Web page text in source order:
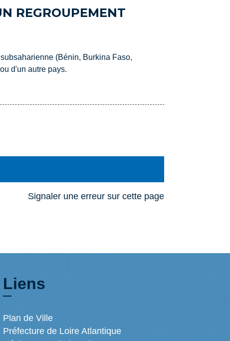
REGROUPEMENT
(Bénin, Burkina Faso,
d'un autre pays.
Signaler une erreur sur cette page
Liens
Plan de Ville
Préfecture de Loire Atlantique